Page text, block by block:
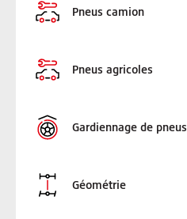
Pneus camion
Pneus agricoles
Gardiennage de pneus
Géométrie